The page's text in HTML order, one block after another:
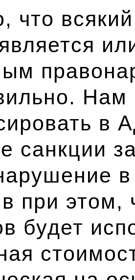
что
Нам
в
санкции
при этом,
будет